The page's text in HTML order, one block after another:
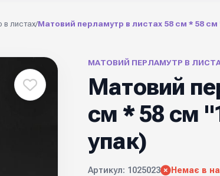
в листах/Матовий перламутр в листах 58 см * 58 см
МАТОВИЙ ПЕРЛАМУТР В
Матовий
см * 58 см
упак)
Артикул: 1025023 Немає в